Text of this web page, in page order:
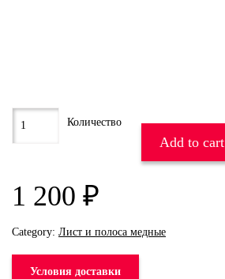
1 200 ₽
Add to cart
Category: Лист и полоса медные
Условия доставки